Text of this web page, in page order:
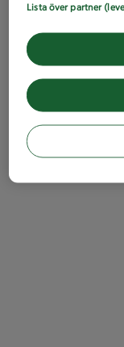
Lista över partner